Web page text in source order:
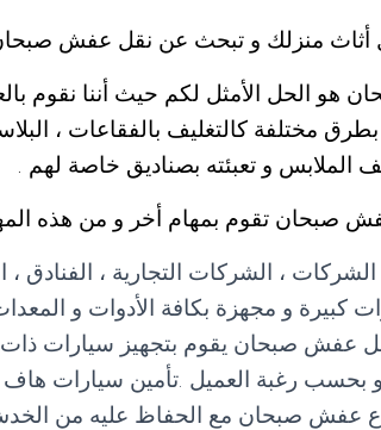
أثاث منزلك و تبحث عن نقل عفش
هو الحل الأمثل لكم حيث أننا نقوم
مختلفة كالتغليف بالفقاعات ،
الملابس و تعبئته بصناديق خاصة لهم .
صبحان تقوم بمهام أخر و من هذه
الشركات ، الشركات التجارية ، الفنادق ،
كبيرة و مجهزة بكافة الأدوات و
عفش صبحان يقوم بتجهيز سيارات
بحسب رغبة العميل .تأمين سيارات هاف
عفش صبحان مع الحفاظ عليه من